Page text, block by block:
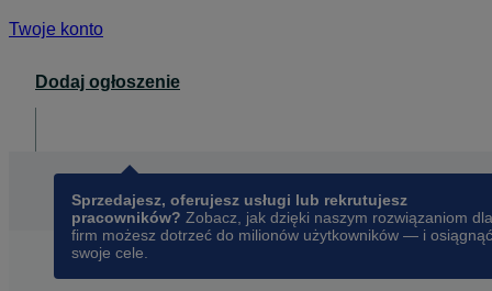
Twoje konto
Dodaj ogłoszenie
Sprzedajesz, oferujesz usługi lub rekrutujesz
pracowników? Zobacz, jak dzięki naszym rozwiązaniom dla
firm możesz dotrzeć do milionów użytkowników — i osiągnąć
swoje cele.